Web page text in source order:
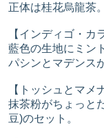
正体は桂花烏龍茶。
【インディゴ・カ
藍色の生地にミン
パシンとマデンス
【トッシュとマメ
抹茶粉がちょっと
豆)のセット。